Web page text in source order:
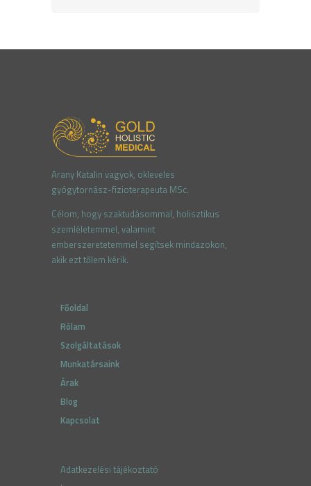
Arany Katalin vagyok, okleveles
gyógytornász-fizioterapeuta MSc.
Célom, hogy szaktudásommal, holisztikus
szemléletemmel, valamint
emberszeretetemmel segítsek mindazokon,
akik ezt tőlem kérik.
Főoldal
Rólam
Szolgáltatások
Munkatársaink
Árak
Blog
Kapcsolat
Adatkezelési tájékoztató